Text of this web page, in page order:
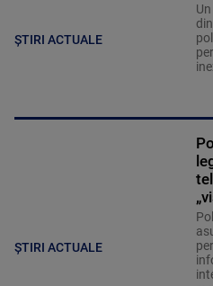
ȘTIRI ACTUALE
ȘTIRI ACTUALE